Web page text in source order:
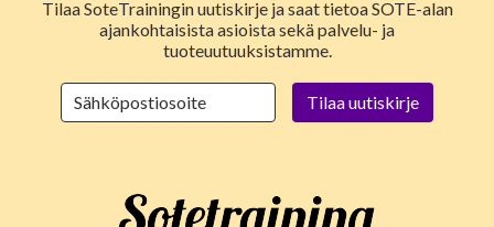
Tilaa SoteTrainingin uutiskirje ja saat tietoa SOTE-alan
ajankohtaisista asioista sekä palvelu- ja
tuoteuutuuksistamme.